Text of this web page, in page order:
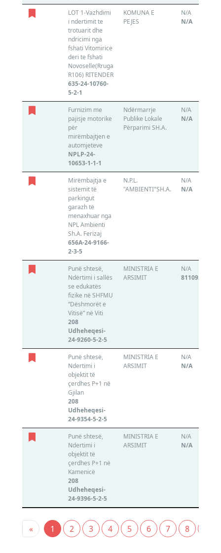
LOT 1-Vazhdimi
i ndertimit te
trotuarit dhe
ndricimi nga
fshati Vitomirice
deri te fshati
Novoselle(Rruga
R106) RITENDER
635-24-10760-
5-2-1
KOMUNA E
PEJES
N/A
N/A
Furnizim me
pajisje motorike
për
mirëmbajtjen e
automjeteve
NPLP-24-
10653-1-1-1
Ndërmarrje
Publike Lokale
Përparimi SH.A.
N/A
N/A
Mirëmbajtja e
sistemit të
parkingut
garazh të
menaxhuar nga
NPL Ambienti
Sh.A. Ferizaj
656A-24-9166-
2-3-5
N.P.L.
"AMBIENTI"SH.A.
N/A
N/A
Punë shtesë,
Ndërtimi i sallës
se edukatës
fizike në SHFMU
“Dëshmorët e
Vitisë” në Viti
208
Udheheqesi-
24-9260-5-2-5
MINISTRIA E
ARSIMIT
N/A
811092254
Punë shtesë,
Ndertimi i
objektit të
çerdhes P+1 në
Gjilan
208
Udheheqesi-
24-9354-5-2-5
MINISTRIA E
ARSIMIT
N/A
N/A
Punë shtesë,
Ndertimi i
objektit të
çerdhes P+1 në
Kamenicë
208
Udheheqesi-
24-9396-5-2-5
MINISTRIA E
ARSIMIT
N/A
N/A
«Previous
1(current)
2 3 4 5 6 7 8